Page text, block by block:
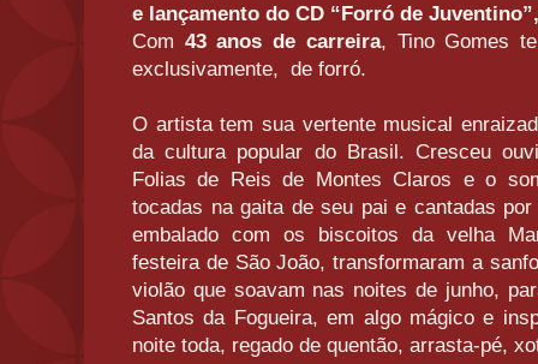
e lançamento do CD “Forró de
Com 43 anos de carreira, Tino Gomes
exclusivamente, de forró.
O artista tem sua vertente musical
da cultura popular do Brasil. Cresceu
Folias de Reis de Montes Claros e o
tocadas na gaita de seu pai e cantadas
embalado com os biscoitos da velha
festeira de São João, transformaram a
violão que soavam nas noites de junho,
Santos da Fogueira, em algo mágico e
noite toda, regado de quentão, arrasta-pé,